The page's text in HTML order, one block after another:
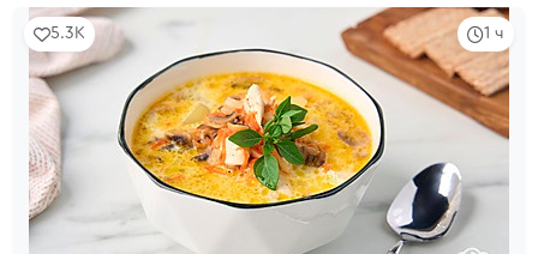
1 ч
5.3K